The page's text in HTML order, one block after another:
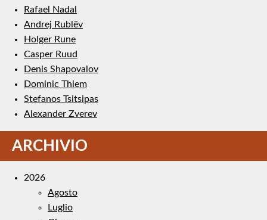
Rafael Nadal
Andrej Rublëv
Holger Rune
Casper Ruud
Denis Shapovalov
Dominic Thiem
Stefanos Tsitsipas
Alexander Zverev
ARCHIVIO
2026
Agosto
Luglio